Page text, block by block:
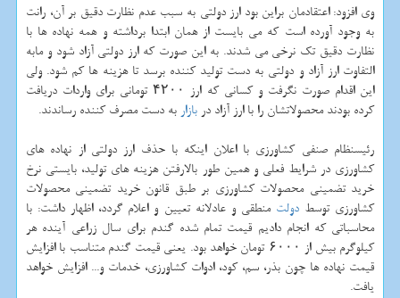
وی افزود: اعتقادمان براین بود ارز دولتی به سبب عدم نظارت دقیق بر آن، رانت
به وجود آورده است که می بایست از همان ابتدا برداشته و همه نهاده ها با
نظارت دقیق تک نرخی می شدند. به این صورت که ارز دولتی آزاد شود و مابه
التفاوت ارز آزاد و دولتی به دست تولید کننده برسد تا هزینه ها کم شود. ولی
این اقدام صورت نگرفت و کسانی که ارز ۴۲۰۰ تومانی برای واردات دریافت
کرده بودند محصولاتشان را با ارز آزاد در بازار به دست مصرف کننده رساندند.
رئیسنظام صنفی کشاورزی با اعلان اینکه با حذف ارز دولتی از نهاده های
کشاورزی در شرایط فعلی و همین طور بالارفتن هزینه های تولید، بایستی نرخ
خرید تضمینی محصولات کشاورزی بر طبق قانون خرید تضمینی محصولات
کشاورزی توسطدولت منطقی و عادلانه تعیین و اعلام گردد، اظهار داشت: با
محاسباتی که انجام دادیم قیمت تمام شده گندم برای سال زراعی آینده هر
کیلوگرم بیش از ۶۰۰۰ تومان خواهد بود. یعنی قیمت گندم متناسب با افزایش
قیمت نهاده ها چون بذر، سم، کود، ادوات کشاورزی، خدمات و... افزایش خواهد
یافت.